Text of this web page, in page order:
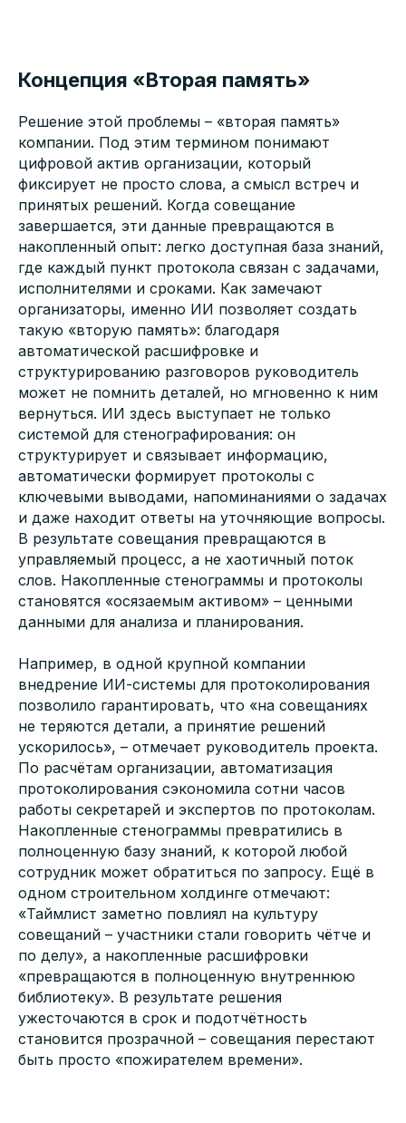
Концепция «Вторая память»
Решение этой проблемы – «вторая память»
компании. Под этим термином понимают
цифровой актив организации, который
фиксирует не просто слова, а смысл встреч и
принятых решений. Когда совещание
завершается, эти данные превращаются в
накопленный опыт: легко доступная база знаний,
где каждый пункт протокола связан с задачами,
исполнителями и сроками. Как замечают
организаторы, именно ИИ позволяет создать
такую «вторую память»: благодаря
автоматической расшифровке и
структурированию разговоров руководитель
может не помнить деталей, но мгновенно к ним
вернуться. ИИ здесь выступает не только
системой для стенографирования: он
структурирует и связывает информацию,
автоматически формирует протоколы с
ключевыми выводами, напоминаниями о задачах
и даже находит ответы на уточняющие вопросы.
В результате совещания превращаются в
управляемый процесс, а не хаотичный поток
слов. Накопленные стенограммы и протоколы
становятся «осязаемым активом» – ценными
данными для анализа и планирования.
Например, в одной крупной компании
внедрение ИИ-системы для протоколирования
позволило гарантировать, что «на совещаниях
не теряются детали, а принятие решений
ускорилось», – отмечает руководитель проекта.
По расчётам организации, автоматизация
протоколирования сэкономила сотни часов
работы секретарей и экспертов по протоколам.
Накопленные стенограммы превратились в
полноценную базу знаний, к которой любой
сотрудник может обратиться по запросу. Ещё в
одном строительном холдинге отмечают:
«Таймлист заметно повлиял на культуру
совещаний – участники стали говорить чётче и
по делу», а накопленные расшифровки
«превращаются в полноценную внутреннюю
библиотеку». В результате решения
ужесточаются в срок и подотчётность
становится прозрачной – совещания перестают
быть просто «пожирателем времени».